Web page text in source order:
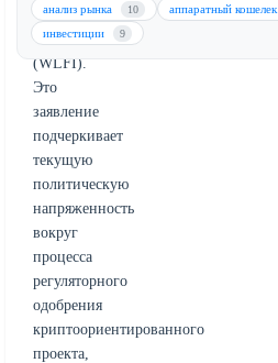
Liberty
Financial
(WLFI).
Это
заявление
подчеркивает
текущую
политическую
напряженность
вокруг
процесса
регуляторного
одобрения
криптоориентированного
проекта,
анализ рынка 10 аппаратный кошелек
инвестиции 9